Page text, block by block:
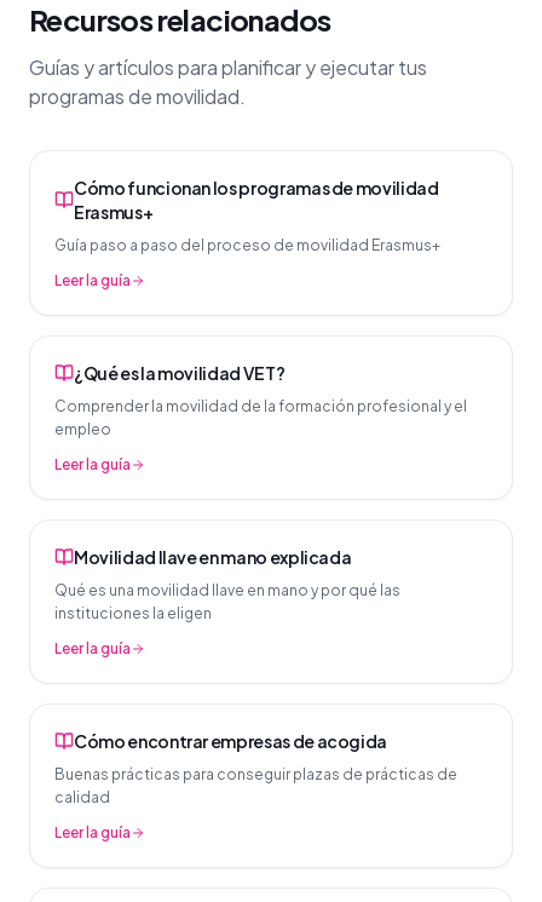
Recursos relacionados
Guías y artículos para planificar y ejecutar tus
programas de movilidad.
Cómo funcionan los programas de movilidad
Erasmus+
Guía paso a paso del proceso de movilidad Erasmus+
Leer la guía
¿Qué es la movilidad VET?
Comprender la movilidad de la formación profesional y el
empleo
Leer la guía
Movilidad llave en mano explicada
Qué es una movilidad llave en mano y por qué las
instituciones la eligen
Leer la guía
Cómo encontrar empresas de acogida
Buenas prácticas para conseguir plazas de prácticas de
calidad
Leer la guía